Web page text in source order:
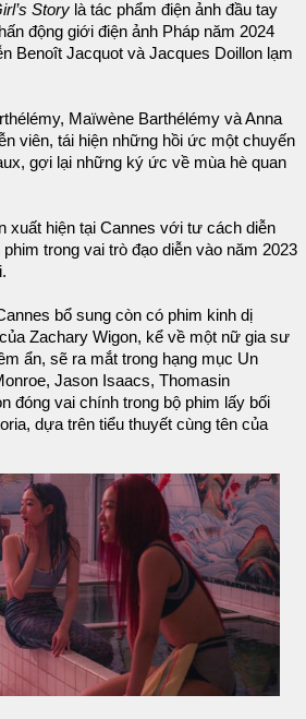
Story là tác phẩm điện ảnh đầu tay
động giới điện ảnh Pháp năm 2024
Benoît Jacquot và Jacques Doillon lạm
Maïwène Barthélémy và Anna
viên, tái hiện những hồi ức một chuyến
gợi lại những ký ức về mùa hè quan
xuất hiện tại Cannes với tư cách diễn
trong vai trò đạo diễn vào năm 2023
bổ sung còn có phim kinh dị
của Zachary Wigon, kể về một nữ gia sư
ẩn, sẽ ra mắt trong hạng mục Un
Jason Isaacs, Thomasin
đóng vai chính trong bộ phim lấy bối
dựa trên tiểu thuyết cùng tên của